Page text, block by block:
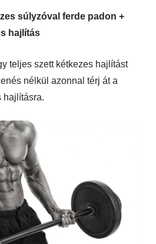
súlyzóval ferde padon +
hajlítás
teljes szett kétkezes hajlítást
nélkül azonnal térj át a
hajlításra.